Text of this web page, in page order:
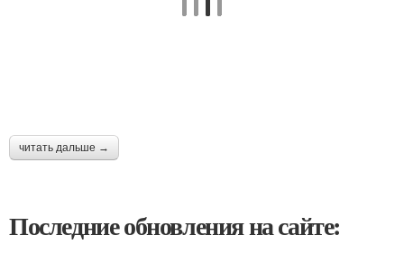
читать дальше →
Последние обновления на сайте: